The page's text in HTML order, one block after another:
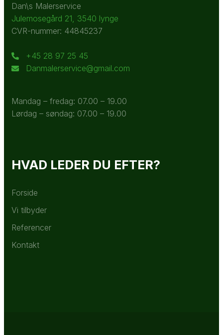
Dan\s Malerservice
Julemosegård 21, 3540 lynge
CVR-nummer: 44845237
+45 28 97 25 45
Danmalerservice@gmail.com
Mandag – fredag: 07.00 – 19.00
Lørdag – søndag: 07.00 – 19.00
HVAD LEDER DU EFTER?
Forside
Vi tilbyder
Referencer
Kontakt